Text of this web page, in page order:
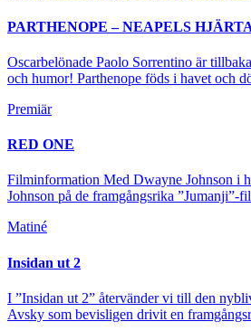
PARTHENOPE – NEAPELS
Oscarbelönade Paolo Sorrentino är
och humor! Parthenope föds i havet och
Premiär
RED ONE
Filminformation Med Dwayne Johnson i
Johnson på de framgångsrika
Matiné
Insidan ut 2
I ”Insidan ut 2” återvänder vi till den
Avsky som bevisligen drivit en